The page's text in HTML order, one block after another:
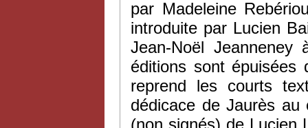
par Madeleine
introduite par Lucien
Jean-Noël Jeanneney
éditions sont épuisées
reprend les courts
dédicace de Jaurès au
(non signés) de Lucien